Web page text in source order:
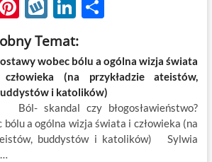
Pi
nt
er
es
t
W
k
o
p
Li
k
e
dI
n
S
ar
e
Temat:
wobec bólu a ogólna wizja świata
(na przykładzie ateistów,
i katolików)
Ból- skandal czy błogosławieństwo?
bólu a ogólna wizja świata i człowieka (na
buddystów i katolików) Sylwia